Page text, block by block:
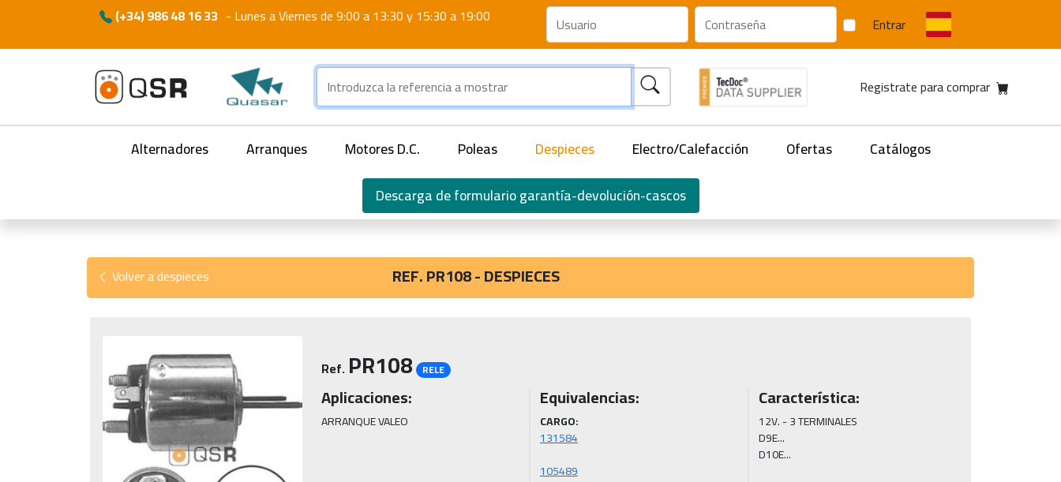
(+34) 986 48 16 33 - Lunes a Viernes de 9:00 a 13:30 y 15:30 a 19:00 Entrar
Registrate para comprar
Alternadores Arranques Motores D.C. Poleas Despieces Electro/Calefacción Ofertas
Catálogos
Descarga de formulario garantía-devolución-cascos
Volver a despieces REF. PR108 - DESPIECES
Ref. PR108 RELE
Aplicaciones:
ARRANQUE VALEO
Equivalencias:
CARGO:
131584
105489
Característica:
12V. - 3 TERMINALES
D9E...
D10E...